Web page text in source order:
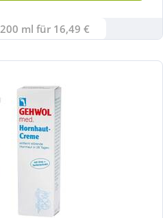
200 ml für 16,49 €